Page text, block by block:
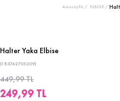
Anasayfa ELBİSE
Halter Yaka Elbise
(1B3742705209)
449,99 TL
249,99 TL